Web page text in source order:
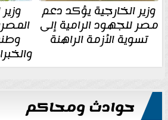
وزير الخارجية يؤكد دعم
مصر للجهود الرامية إلى
تسوية الأزمة الراهنة
حوادث ومحاكم